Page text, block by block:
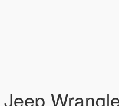
Jeep